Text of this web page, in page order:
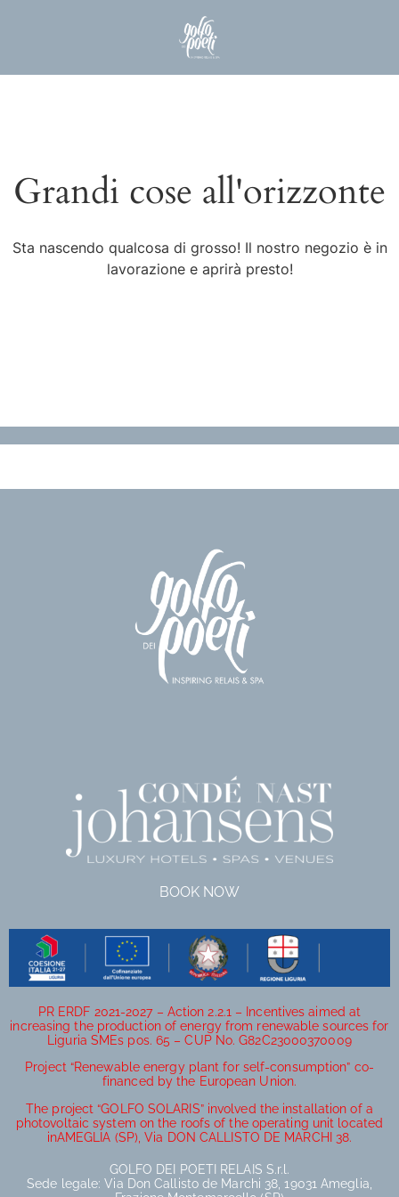
Grandi cose all'orizzonte
Sta nascendo qualcosa di grosso! Il nostro negozio è in
lavorazione e aprirà presto!
BOOK NOW
PR ERDF 2021-2027 – Action 2.2.1 – Incentives aimed at
increasing the production of energy from renewable sources for
Liguria SMEs pos. 65 – CUP No. G82C23000370009
Project “Renewable energy plant for self-consumption” co-
financed by the European Union.
The project “GOLFO SOLARIS” involved the installation of a
photovoltaic system on the roofs of the operating unit located
inAMEGLIA (SP), Via DON CALLISTO DE MARCHI 38.
GOLFO DEI POETI RELAIS S.r.l.
Sede legale: Via Don Callisto de Marchi 38, 19031 Ameglia,